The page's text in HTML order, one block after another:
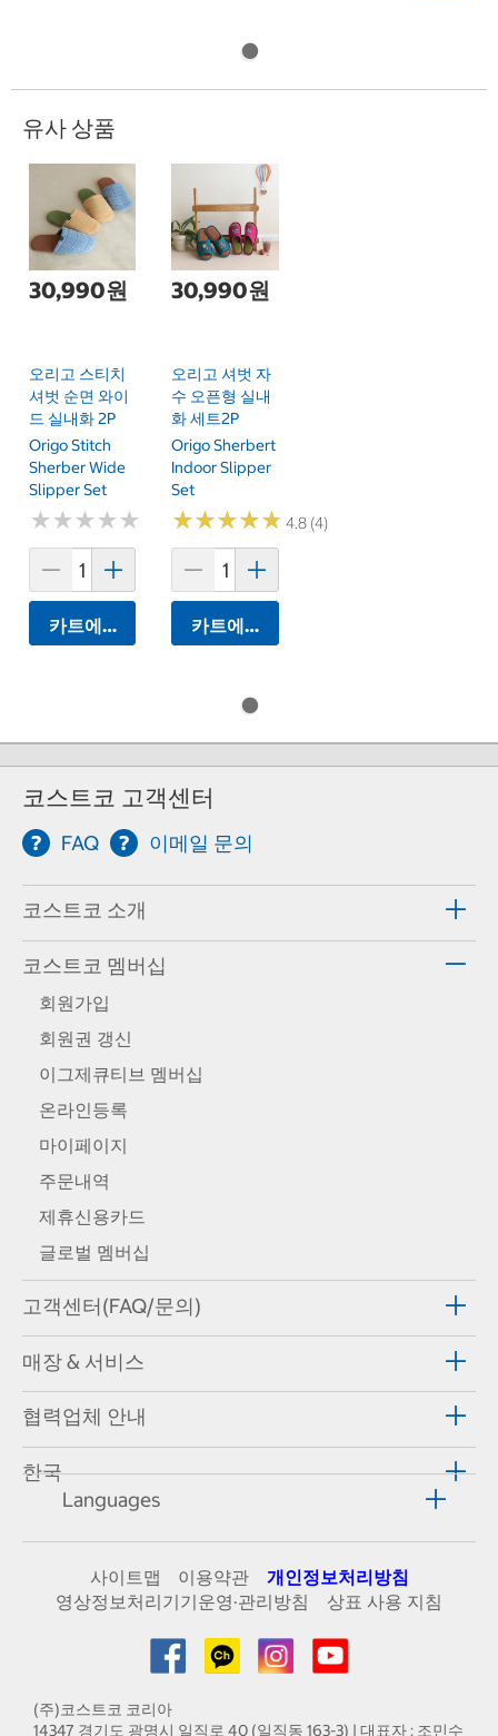
유사 상품
30,990원
오리고 스티치
셔벗 순면 와이
드 실내화 2P
Origo Stitch
Sherber Wide
Slipper Set
★★★★★
★★★★★
카트에 담기
30,990원
오리고 셔벗 자
수 오픈형 실내
화 세트2P
Origo Sherbert
Indoor Slipper
Set
★★★★★
★★★★★ 4.8 (4)
카트에 담기
코스트코 고객센터
FAQ 이메일 문의
코스트코 소개
코스트코 멤버십
회원가입
회원권 갱신
이그제큐티브 멤버십
온라인등록
마이페이지
주문내역
제휴신용카드
글로벌 멤버십
고객센터(FAQ/문의)
매장 & 서비스
협력업체 안내
한국
Languages
사이트맵 이용약관
개인정보처리방침
영상정보처리기기운영·관리방침
상표 사용 지침
(주)코스트코 코리아
14347 경기도 광명시 일직로 40 (일직동 163-3) | 대표자 : 조민수